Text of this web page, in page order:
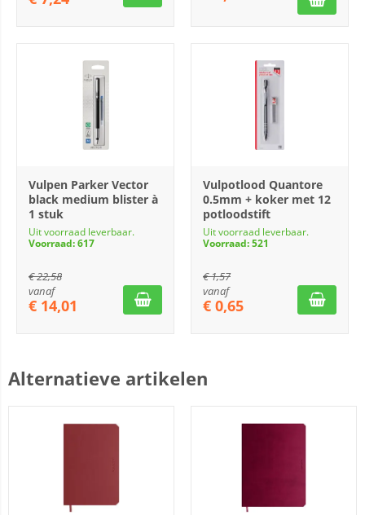
Vulpen Parker Vector
black medium blister à
1 stuk
Uit voorraad leverbaar.
Voorraad: 617
€22,58
vanaf
€ 14,01
Vulpotlood Quantore
0.5mm + koker met 12
potloodstift
Uit voorraad leverbaar.
Voorraad: 521
€1,57
vanaf
€ 0,65
Alternatieve artikelen